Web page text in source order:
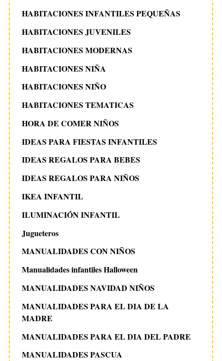
HABITACIONES INFANTILES PEQUEÑAS
HABITACIONES JUVENILES
HABITACIONES MODERNAS
HABITACIONES NIÑA
HABITACIONES NIÑO
HABITACIONES TEMATICAS
HORA DE COMER NIÑOS
IDEAS PARA FIESTAS INFANTILES
IDEAS REGALOS PARA BEBES
IDEAS REGALOS PARA NIÑOS
IKEA INFANTIL
ILUMINACIÓN INFANTIL
Jugueteros
MANUALIDADES CON NIÑOS
Manualidades infantiles Halloween
MANUALIDADES NAVIDAD NIÑOS
MANUALIDADES PARA EL DIA DE LA
MADRE
MANUALIDADES PARA EL DIA DEL PADRE
MANUALIDADES PASCUA